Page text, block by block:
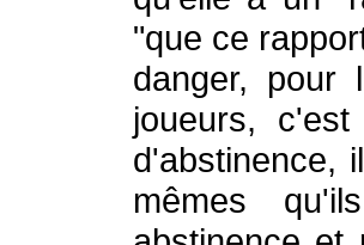
"que ce
danger, pour
joueurs,
d'abstinence,
mêmes